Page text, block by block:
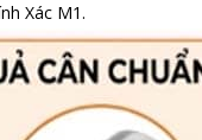
Xác M1.